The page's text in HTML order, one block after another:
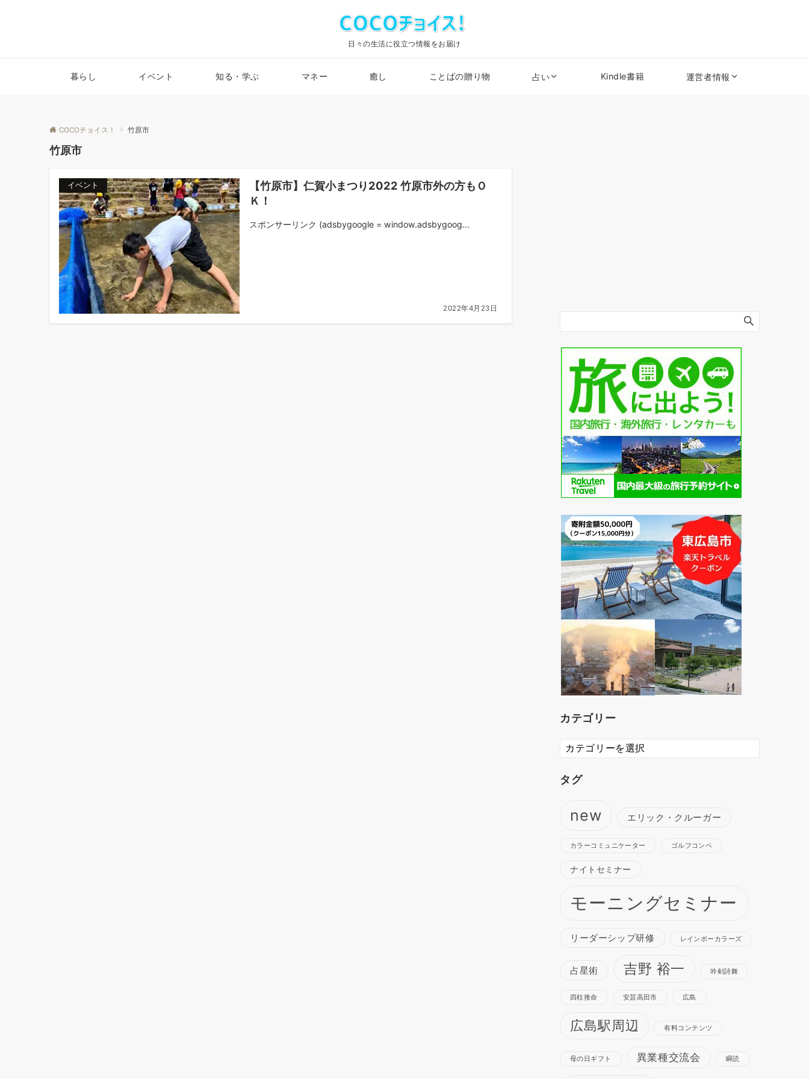
日々の生活に役立つ情報をお届け
暮らし イベント 知る・学ぶ マネー 癒し ことばの贈り物 占い Kindle書籍 運営者情報
COCOチョイス！ 竹原市
竹原市
イベント
【竹原市】仁賀小まつり2022 竹原市外の方もＯ
Ｋ！
スポンサーリンク (adsbygoogle = window.adsbygoog...
2022年4月23日
カテゴリー
カ
テ
リ
タグ
new エリック・クルーガー
カラーコミュニケーター ゴルフコンペ
ナイトセミナー
モーニングセミナー
リーダーシップ研修 レインボーカラーズ
占星術 吉野 裕一 吟剣詩舞
四柱推命 安芸高田市 広島
広島駅周辺 有料コンテンツ
母の日ギフト 異業種交流会 瞬読